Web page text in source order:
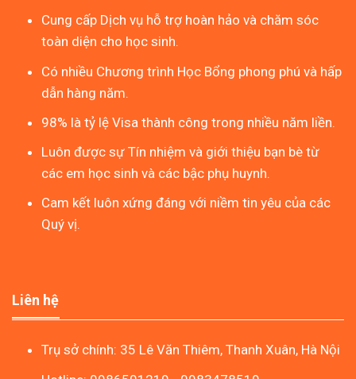
Cung cấp Dịch vụ hỗ trợ hoàn hảo và chăm sóc
toàn diện cho học sinh.
Có nhiều Chương trình Học Bổng phong phú và hấp
dẫn hàng năm.
98% là tỷ lệ Visa thành công trong nhiều năm liền.
Luôn được sự Tín nhiệm và giới thiệu bạn bè từ
các em học sinh và các bậc phụ huynh.
Cam kết luôn xứng đáng với niềm tin yêu của các
Quý vị.
Liên hệ
Trụ sở chính: 35 Lê Văn Thiêm, Thanh Xuân, Hà Nội